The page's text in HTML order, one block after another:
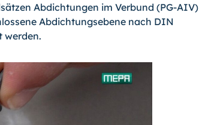
Abdichtungen im Verbund (PG-AIV)
Abdichtungsebene nach DIN
werden.